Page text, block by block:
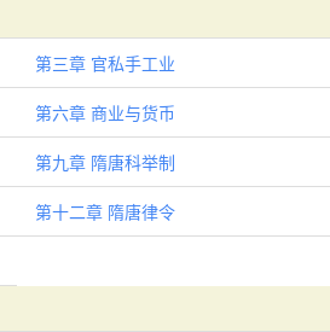
第三章 官私手工业
第六章 商业与货币
第九章 隋唐科举制
第十二章 隋唐律令